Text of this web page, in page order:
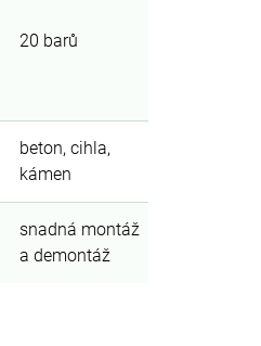
20 barů
beton, cihla,
kámen
snadná montáž
a demontáž